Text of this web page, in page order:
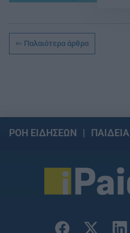
Παλαιότερα άρθρα
ΡΟΗ ΕΙΔΗΣΕΩΝ ΠΑΙΔΕΙΑ